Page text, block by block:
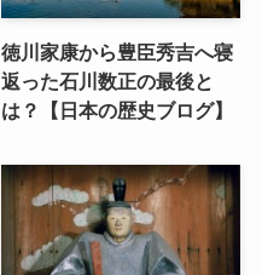
徳川家康から豊臣秀吉へ寝
返った石川数正の最後と
は？【日本の歴史ブログ】